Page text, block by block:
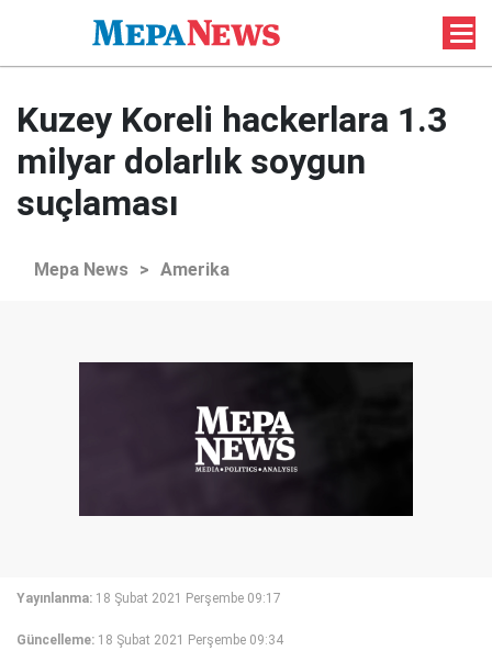
Kuzey Koreli hackerlara 1.3
milyar dolarlık soygun
suçlaması
Mepa News > Amerika
Yayınlanma: 18 Şubat 2021 Perşembe 09:17
Güncelleme: 18 Şubat 2021 Perşembe 09:34